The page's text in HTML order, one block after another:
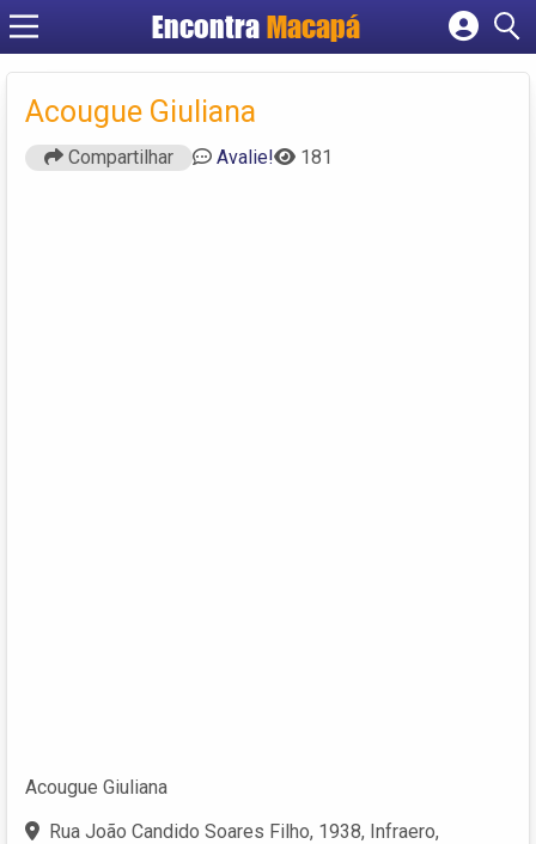
EncontraMacapá
Cadastrar empresa
Criar conta
Acougue Giuliana
Compartilhar Avalie! 181
Acougue Giuliana
Rua João Candido Soares Filho, 1938, Infraero,